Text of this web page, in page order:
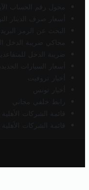
محول رقم الحساب
أسعار صرف الدينار
البحث عن الرمز
محاكي ضريبة الدخل
ضريبة الدخل
أسعار السيارات
أخبار تروفيت
أخبار تونس
رابط خلفي مجاني
قائمة الشركات الأهلية
قائمة الشركات الأهلية